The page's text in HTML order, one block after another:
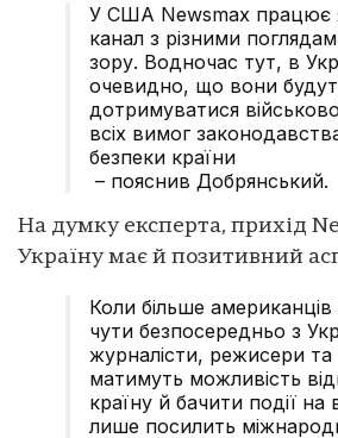
У США Newsmax працює
канал з різними
зору. Водночас тут, в
очевидно, що вони
дотримуватися
всіх вимог
безпеки країни
– пояснив Добрянський.
На думку експерта, прихід
Україну має й позитивний
Коли більше
чути безпосередньо з
журналісти, режисери
матимуть можливість
країну й бачити події на
лише посилить